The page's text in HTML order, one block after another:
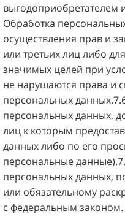
выгодоприобретателем
Обработка
осуществления прав и
или третьих лиц либо
значимых целей при
не нарушаются права и
персональных
персональных данных,
лиц к которым
данных либо по его
персональные
персональных данных,
или обязательному
с федеральным законом.